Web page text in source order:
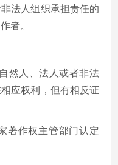
法人组织承担责任的
者。
然人、法人或者非法
应权利，但有相反证
著作权主管部门认定